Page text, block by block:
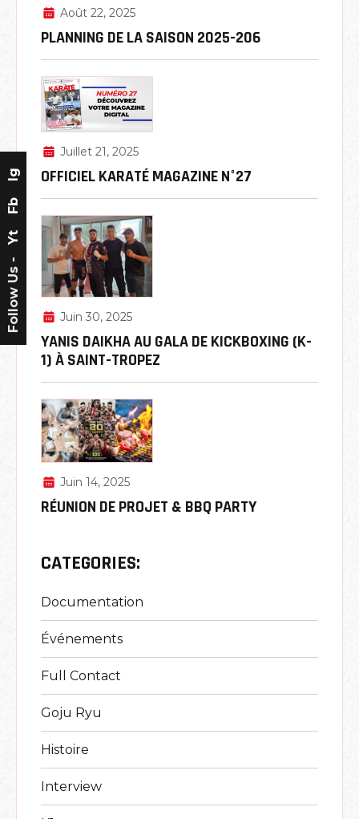
Août 22, 2025
PLANNING DE LA SAISON 2025-206
Juillet 21, 2025
OFFICIEL KARATÉ MAGAZINE N°27
Juin 30, 2025
YANIS DAIKHA AU GALA DE KICKBOXING (K-
1) À SAINT-TROPEZ
Juin 14, 2025
RÉUNION DE PROJET & BBQ PARTY
CATEGORIES:
Documentation
Événements
Full Contact
Goju Ryu
Histoire
Interview
Follow Us -
Yt
Fb
Ig